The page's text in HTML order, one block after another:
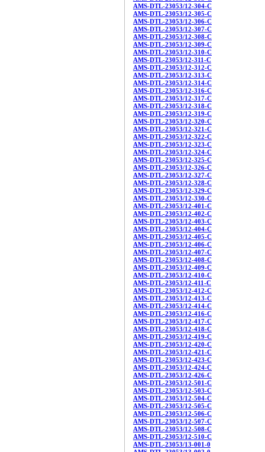
AMS-DTL-23053/12-304-C
AMS-DTL-23053/12-305-C
AMS-DTL-23053/12-306-C
AMS-DTL-23053/12-307-C
AMS-DTL-23053/12-308-C
AMS-DTL-23053/12-309-C
AMS-DTL-23053/12-310-C
AMS-DTL-23053/12-311-C
AMS-DTL-23053/12-312-C
AMS-DTL-23053/12-313-C
AMS-DTL-23053/12-314-C
AMS-DTL-23053/12-316-C
AMS-DTL-23053/12-317-C
AMS-DTL-23053/12-318-C
AMS-DTL-23053/12-319-C
AMS-DTL-23053/12-320-C
AMS-DTL-23053/12-321-C
AMS-DTL-23053/12-322-C
AMS-DTL-23053/12-323-C
AMS-DTL-23053/12-324-C
AMS-DTL-23053/12-325-C
AMS-DTL-23053/12-326-C
AMS-DTL-23053/12-327-C
AMS-DTL-23053/12-328-C
AMS-DTL-23053/12-329-C
AMS-DTL-23053/12-330-C
AMS-DTL-23053/12-401-C
AMS-DTL-23053/12-402-C
AMS-DTL-23053/12-403-C
AMS-DTL-23053/12-404-C
AMS-DTL-23053/12-405-C
AMS-DTL-23053/12-406-C
AMS-DTL-23053/12-407-C
AMS-DTL-23053/12-408-C
AMS-DTL-23053/12-409-C
AMS-DTL-23053/12-410-C
AMS-DTL-23053/12-411-C
AMS-DTL-23053/12-412-C
AMS-DTL-23053/12-413-C
AMS-DTL-23053/12-414-C
AMS-DTL-23053/12-416-C
AMS-DTL-23053/12-417-C
AMS-DTL-23053/12-418-C
AMS-DTL-23053/12-419-C
AMS-DTL-23053/12-420-C
AMS-DTL-23053/12-421-C
AMS-DTL-23053/12-423-C
AMS-DTL-23053/12-424-C
AMS-DTL-23053/12-426-C
AMS-DTL-23053/12-501-C
AMS-DTL-23053/12-503-C
AMS-DTL-23053/12-504-C
AMS-DTL-23053/12-505-C
AMS-DTL-23053/12-506-C
AMS-DTL-23053/12-507-C
AMS-DTL-23053/12-508-C
AMS-DTL-23053/12-510-C
AMS-DTL-23053/13-001-0